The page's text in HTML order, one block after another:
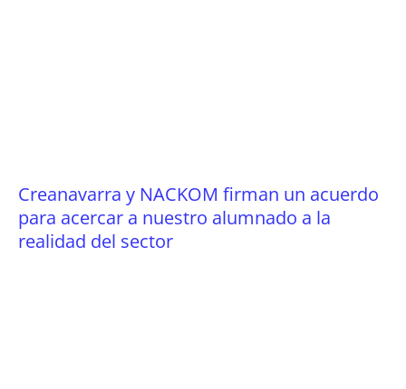
Creanavarra y NACKOM firman un acuerdo
para acercar a nuestro alumnado a la
realidad del sector